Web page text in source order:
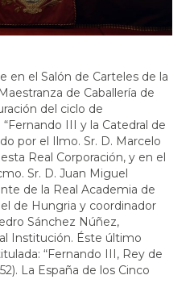
en el Salón de Carteles de la
de Caballería de
del ciclo de
III y la Catedral de
por el Ilmo. Sr. D. Marcelo
Real Corporación, y en el
Sr. D. Juan Miguel
de la Real Academia de
de Hungria y coordinador
Sánchez Núñez,
Institución. Éste último
“Fernando III, Rey de
La España de los Cinco